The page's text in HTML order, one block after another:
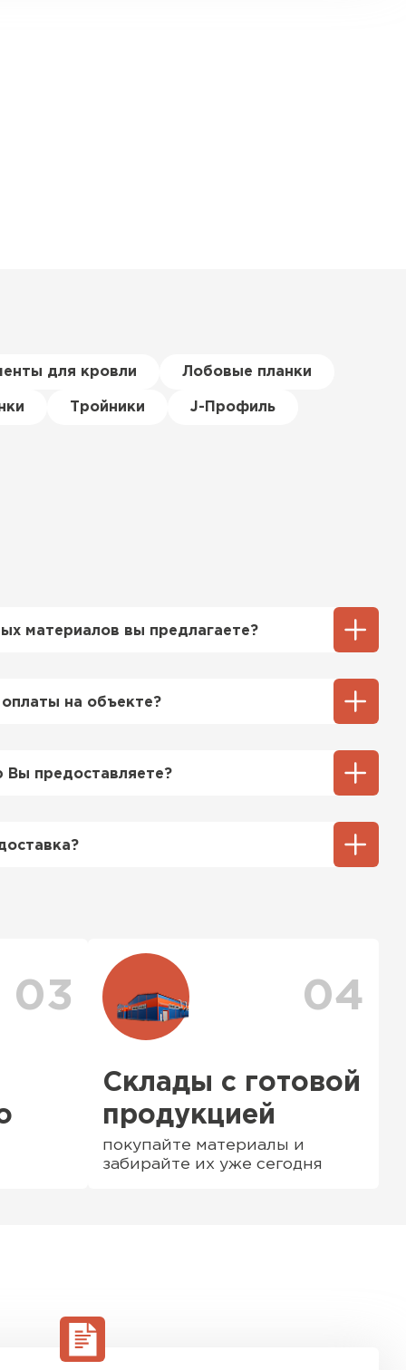
для кровли Лобовые планки
Тройники J-Профиль
материалов вы предлагаете?
профнастил, ондулин, битумные
на объекте?
При этом, если доставленный
качества, Вы вправе отказаться от
предоставляете?
качества, а также товарно-
скидки.
03 04
Склады с готовой
продукцией
покупайте материалы и
забирайте их уже сегодня